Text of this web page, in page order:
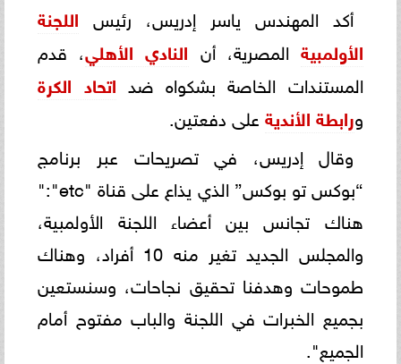
أكد المهندس ياسر إدريس، رئيس اللجنة
الأولمبية المصرية، أن النادي الأهلي، قدم
المستندات الخاصة بشكواه ضد اتحاد الكرة
ورابطة الأندية على دفعتين.
وقال إدريس، في تصريحات عبر برنامج
“بوكس تو بوكس” الذي يذاع على قناة "etc":"
هناك تجانس بين أعضاء اللجنة الأولمبية،
والمجلس الجديد تغير منه 10 أفراد، وهناك
طموحات وهدفنا تحقيق نجاحات، وسنستعين
بجميع الخبرات في اللجنة والباب مفتوح أمام
الجميع".